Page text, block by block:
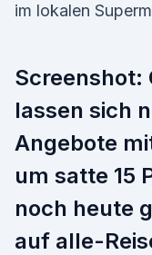
im lokalen
Screenshot:
lassen sich
Angebote
um satte 15
noch heute
auf alle-